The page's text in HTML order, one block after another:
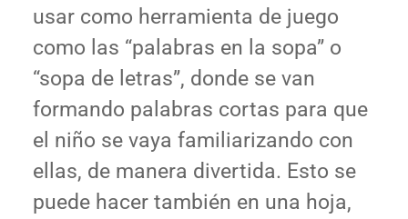
usar como herramienta de juego
como las “palabras en la sopa” o
“sopa de letras”, donde se van
formando palabras cortas para que
el niño se vaya familiarizando con
ellas, de manera divertida. Esto se
puede hacer también en una hoja,